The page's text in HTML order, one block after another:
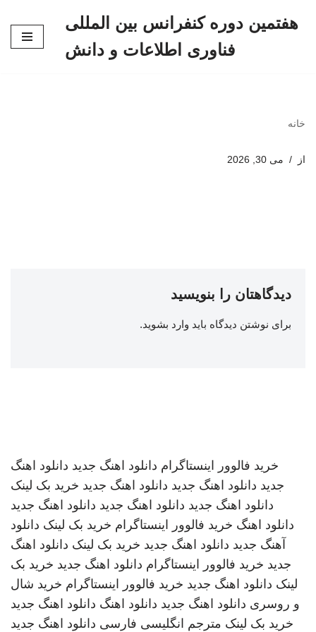
هفتمین دوره کنفرانس بین المللی
فناوری اطلاعات و دانش
خانه
از می 30, 2026
دیدگاهتان را بنویسید
برای نوشتن دیدگاه باید وارد بشوید.
خرید فالوور اینستاگرام دانلود اهنگ جدید دانلود اهنگ
جدید دانلود اهنگ جدید دانلود اهنگ جدید خرید بک لینک
دانلود اهنگ جدید دانلود اهنگ جدید دانلود اهنگ جدید
دانلود اهنگ خرید فالوور اینستاگرام خرید بک لینک دانلود
آهنگ جدید دانلود اهنگ جدید خرید بک لینک دانلود اهنگ
جدید خرید فالوور اینستاگرام دانلود اهنگ جدید خرید بک
لینک دانلود اهنگ جدید خرید فالوور اینستاگرام خرید شال
و روسری دانلود اهنگ جدید دانلود اهنگ دانلود اهنگ جدید
خرید بک لینک مترجم انگلیسی فارسی دانلود اهنگ جدید